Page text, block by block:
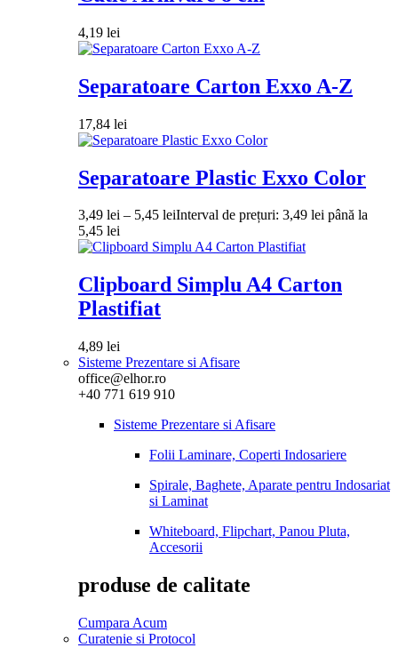
4,19 lei
Separatoare Carton Exxo A-Z
17,84 lei
Separatoare Plastic Exxo Color
3,49 lei – 5,45 leiInterval de prețuri: 3,49 lei până la
5,45 lei
Clipboard Simplu A4 Carton
Plastifiat
4,89 lei
Sisteme Prezentare si Afisare
office@elhor.ro
+40 771 619 910
Sisteme Prezentare si Afisare
Folii Laminare, Coperti Indosariere
Spirale, Baghete, Aparate pentru Indosariat
si Laminat
Whiteboard, Flipchart, Panou Pluta,
Accesorii
produse de calitate
Cumpara Acum
Curatenie si Protocol